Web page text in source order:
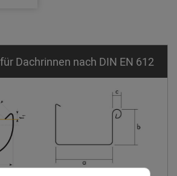
Dachrinnen nach DIN EN 612